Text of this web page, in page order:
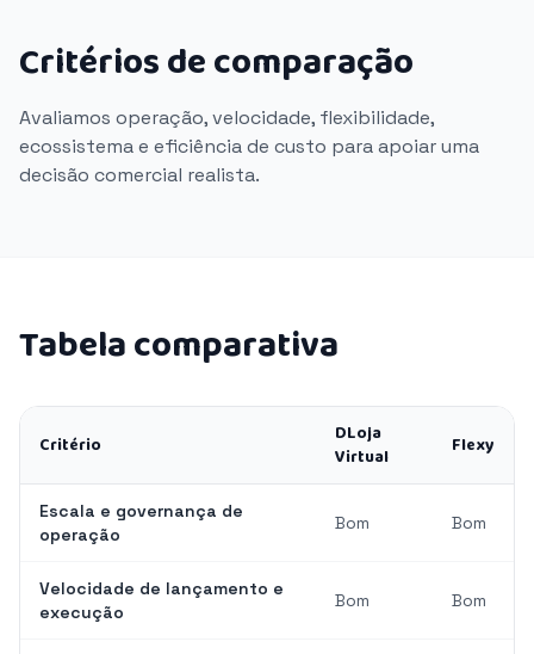
Critérios de comparação
Avaliamos operação, velocidade, flexibilidade,
ecossistema e eficiência de custo para apoiar uma
decisão comercial realista.
Tabela comparativa
Critério
DLoja
Virtual
Flexy
Escala e governança de
operação
Bom Bom
Velocidade de lançamento e
execução
Bom Bom